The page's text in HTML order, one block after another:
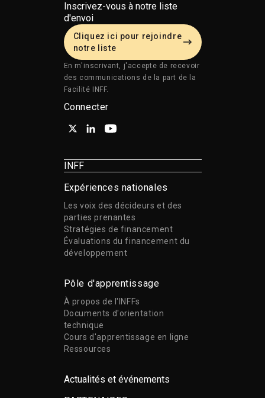
Inscrivez-vous à notre liste
d'envoi
Cliquez ici pour rejoindre
notre liste
En m'inscrivant, j'accepte de recevoir
des communications de la part de la
Facilité INFF.
Connecter
INFF
Expériences nationales
Les voix des décideurs et des
parties prenantes
Stratégies de financement
Évaluations du financement du
développement
Pôle d'apprentissage
À propos de l'INFFs
Documents d'orientation
technique
Cours d'apprentissage en ligne
Ressources
Actualités et événements